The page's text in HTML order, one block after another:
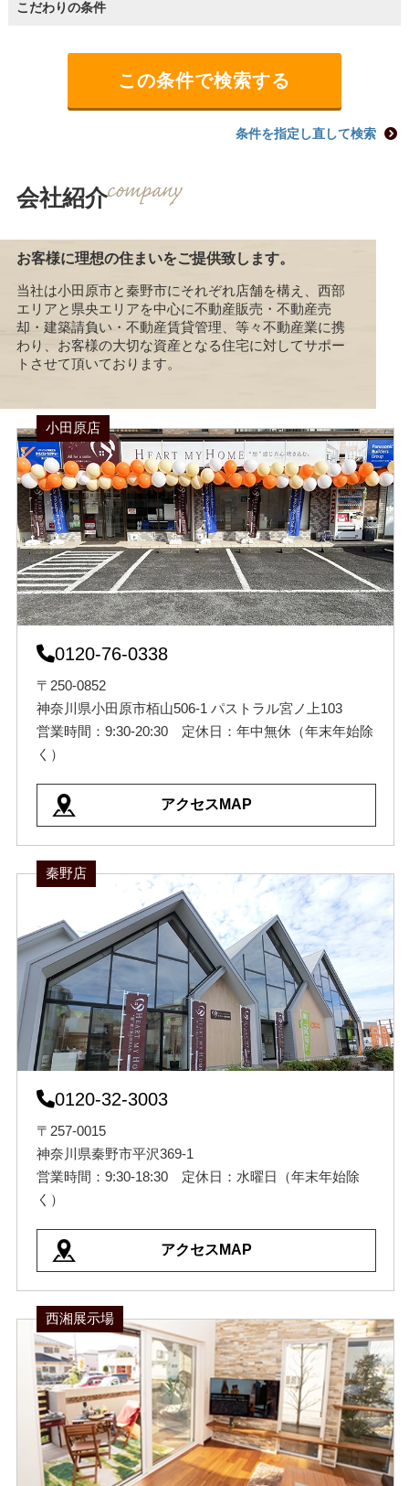
こだわりの条件
条件を指定し直して検索
会社紹介
お客様に理想の住まいをご提供致します。
当社は小田原市と秦野市にそれぞれ店舗を構え、西部
エリアと県央エリアを中心に不動産販売・不動産売
却・建築請負い・不動産賃貸管理、等々不動産業に携
わり、お客様の大切な資産となる住宅に対してサポー
トさせて頂いております。
小田原店
0120-76-0338
〒250-0852
神奈川県小田原市栢山506-1 パストラル宮ノ上103
営業時間：9:30-20:30 定休日：年中無休（年末年始除
く）
アクセスMAP
秦野店
0120-32-3003
〒257-0015
神奈川県秦野市平沢369-1
営業時間：9:30-18:30 定休日：水曜日（年末年始除
く）
アクセスMAP
西湘展示場